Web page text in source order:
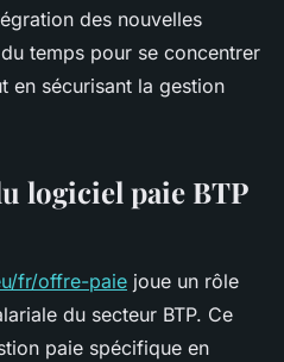
des nouvelles
temps pour se concentrer
en sécurisant la gestion
logiciel paie BTP
fr/offre-paie joue un rôle
du secteur BTP. Ce
paie spécifique en